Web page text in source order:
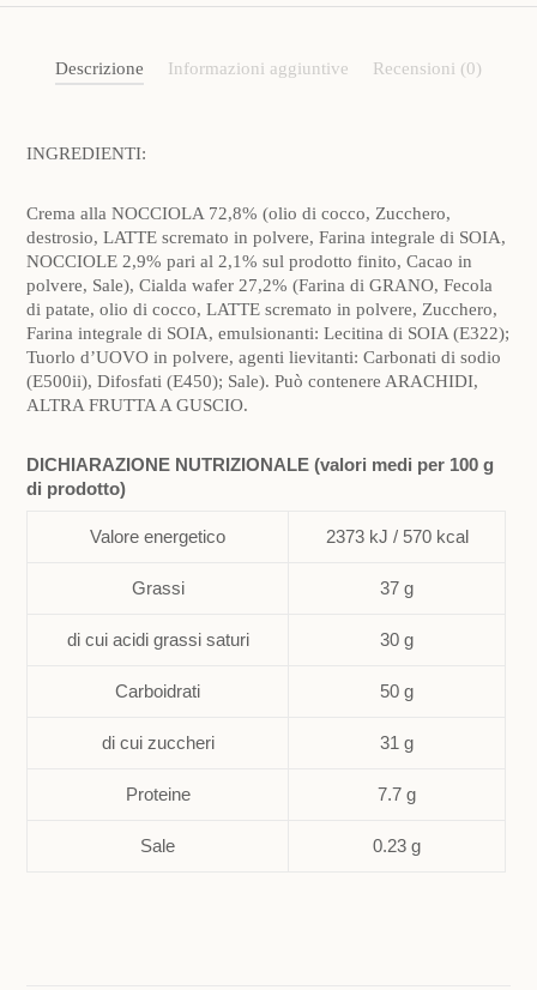
Descrizione Informazioni aggiuntive Recensioni (0)
INGREDIENTI:
Crema alla NOCCIOLA 72,8% (olio di cocco, Zucchero,
destrosio, LATTE scremato in polvere, Farina integrale di SOIA,
NOCCIOLE 2,9% pari al 2,1% sul prodotto finito, Cacao in
polvere, Sale), Cialda wafer 27,2% (Farina di GRANO, Fecola
di patate, olio di cocco, LATTE scremato in polvere, Zucchero,
Farina integrale di SOIA, emulsionanti: Lecitina di SOIA (E322);
Tuorlo d’UOVO in polvere, agenti lievitanti: Carbonati di sodio
(E500ii), Difosfati (E450); Sale). Può contenere ARACHIDI,
ALTRA FRUTTA A GUSCIO.
DICHIARAZIONE NUTRIZIONALE (valori medi per 100 g
di prodotto)
Valore energetico 2373 kJ / 570 kcal
Grassi 37 g
di cui acidi grassi saturi 30 g
Carboidrati 50 g
di cui zuccheri 31 g
Proteine 7.7 g
Sale 0.23 g